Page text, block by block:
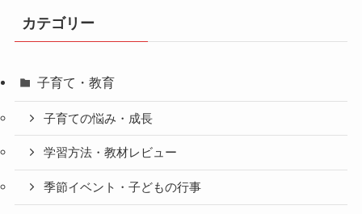
カテゴリー
子育て・教育
子育ての悩み・成長
学習方法・教材レビュー
季節イベント・子どもの行事